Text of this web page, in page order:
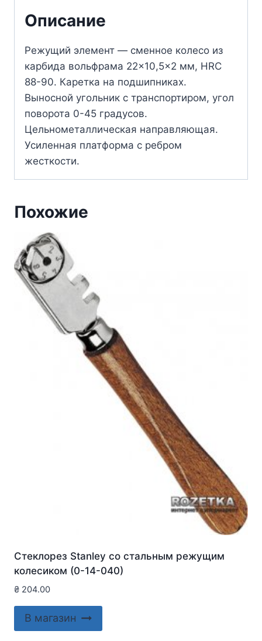
Описание
Режущий элемент — сменное колесо из
карбида вольфрама 22×10,5×2 мм, HRC
88-90. Каретка на подшипниках.
Выносной угольник с транспортиром, угол
поворота 0-45 градусов.
Цельнометаллическая направляющая.
Усиленная платформа с ребром
жесткости.
Похожие
Стеклорез Stanley со стальным режущим
колесиком (0-14-040)
₴ 204.00
В магазин